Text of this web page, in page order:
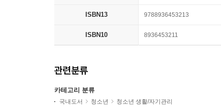
ISBN13 9788936453213
ISBN10 8936453211
관련분류
카테고리 분류
국내도서 청소년 청소년 생활/자기관리